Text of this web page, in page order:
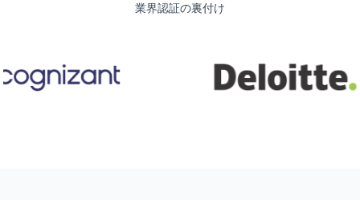
業界認証の裏付け